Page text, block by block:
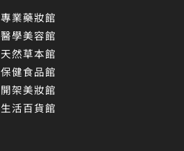
專業藥妝館
醫學美容館
天然草本館
保健食品館
開架美妝館
生活百貨館